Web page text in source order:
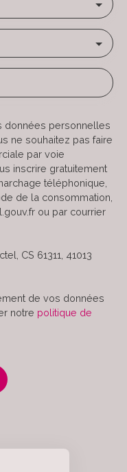
données personnelles
ne souhaitez pas faire
par voie
inscrire gratuitement
téléphonique,
de la consommation,
ou par courrier
CS 61311, 41013
de vos données
notre politique de